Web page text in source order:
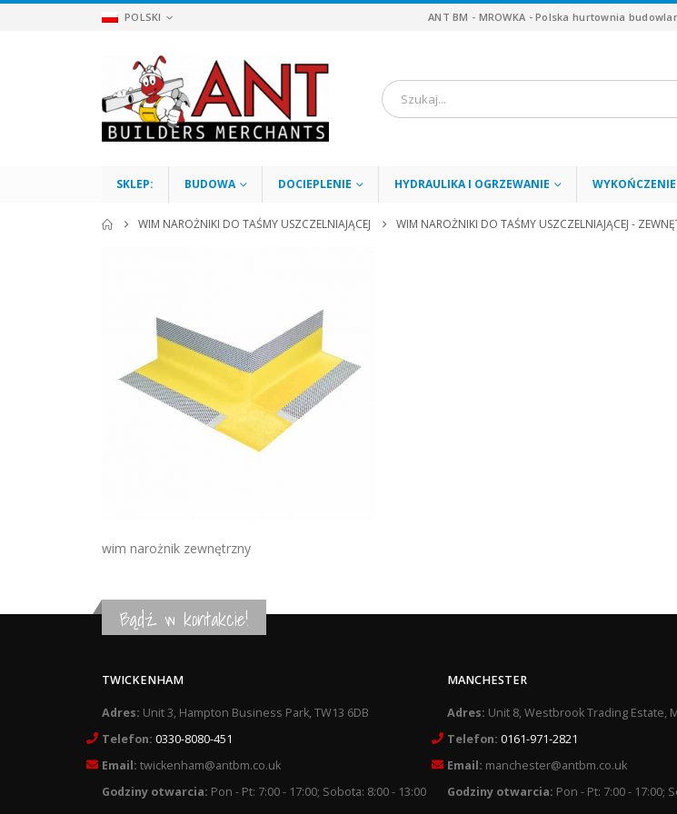
POLSKI ANT BM - MROWKA - Polska hurtownia
SKLEP: BUDOWA DOCIEPLENIE HYDRAULIKA I OGRZEWANIE WYKOŃCZENIE
WIM NAROŻNIKI DO TAŚMY USZCZELNIAJĄCEJ WIM NAROŻNIKI DO TAŚMY USZCZELNIAJĄCEJ -
wim narożnik zewnętrzny
Bądź w kontakcie!
TWICKENHAM
Adres: Unit 3, Hampton Business Park, TW13 6DB
Telefon: 0330-8080-451
Email: twickenham@antbm.co.uk
Godziny otwarcia: Pon - Pt: 7:00 - 17:00; Sobota: 8:00 - 13:00
MANCHESTER
Adres: Unit 8, Westbrook Trading Estate,
Telefon: 0161-971-2821
Email: manchester@antbm.co.uk
Godziny otwarcia: Pon - Pt: 7:00 - 17:00;